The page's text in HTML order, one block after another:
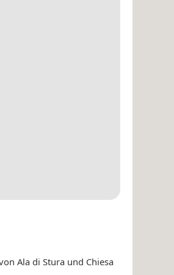
Ala di Stura und Chiesa